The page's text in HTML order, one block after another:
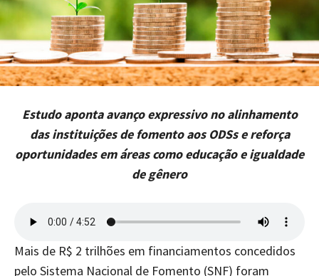
Estudo aponta avanço expressivo no alinhamento
das instituições de fomento aos ODSs e reforça
oportunidades em áreas como educação e igualdade
de gênero
Mais de R$ 2 trilhões em financiamentos concedidos
pelo Sistema Nacional de Fomento (SNF) foram